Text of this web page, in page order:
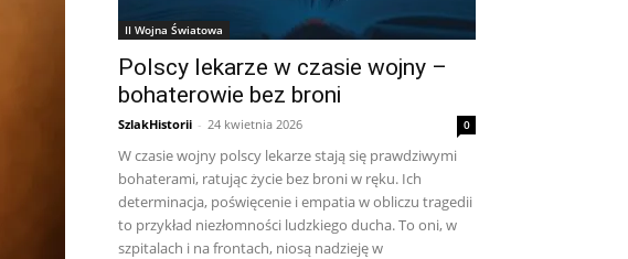
II Wojna Światowa
Polscy lekarze w czasie wojny –
bohaterowie bez broni
SzlakHistorii - 24 kwietnia 2026 0
W czasie wojny polscy lekarze stają się prawdziwymi
bohaterami, ratując życie bez broni w ręku. Ich
determinacja, poświęcenie i empatia w obliczu tragedii
to przykład niezłomności ludzkiego ducha. To oni, w
szpitalach i na frontach, niosą nadzieję w